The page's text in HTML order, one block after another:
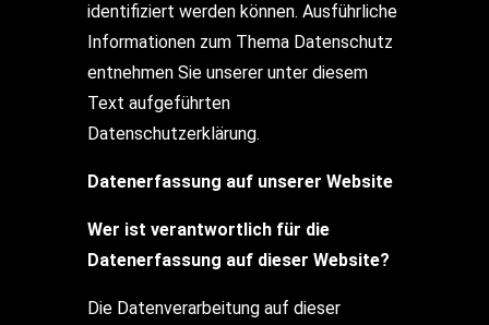
identifiziert werden können. Ausführliche
Informationen zum Thema Datenschutz
entnehmen Sie unserer unter diesem
Text aufgeführten
Datenschutzerklärung.
Datenerfassung auf unserer Website
Wer ist verantwortlich für die
Datenerfassung auf dieser Website?
Die Datenverarbeitung auf dieser